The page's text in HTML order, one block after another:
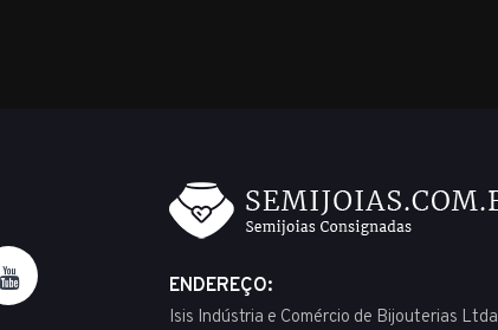
ENDEREÇO:
Isis Indústria e Comércio de Bijouterias Ltda